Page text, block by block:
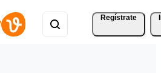
Regístrate